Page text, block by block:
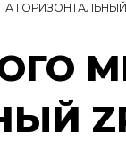
ГОРИЗОНТАЛЬНЫЙ